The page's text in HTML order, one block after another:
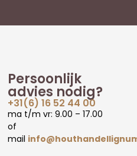
Persoonlijk
advies nodig?
+31(6) 16 52 44 00
ma t/m vr: 9.00 – 17.00
of
mail